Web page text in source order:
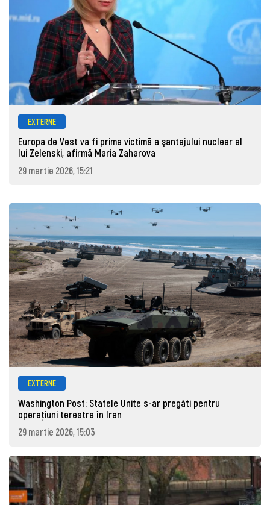
EXTERNE
Europa de Vest va fi prima victimă a şantajului nuclear al
lui Zelenski, afirmă Maria Zaharova
29 martie 2026, 15:21
EXTERNE
Washington Post: Statele Unite s-ar pregăti pentru
operațiuni terestre în Iran
29 martie 2026, 15:03